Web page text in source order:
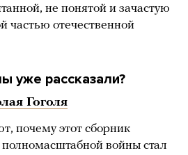
не понятой и зачастую
частью отечественной
уже рассказали?
Гоголя
почему этот сборник
войны стал